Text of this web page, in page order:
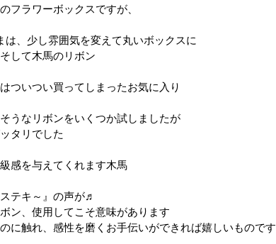
フラワーボックスですが、
は、少し雰囲気を変えて丸いボックスに
して木馬のリボン
ついつい買ってしまったお気に入り
うなリボンをいくつか試しましたが
タリでした
感を与えてくれます木馬
テキ～』の声が♬
ン、使用してこそ意味があります
に触れ、感性を磨くお手伝いができれば嬉しいものです